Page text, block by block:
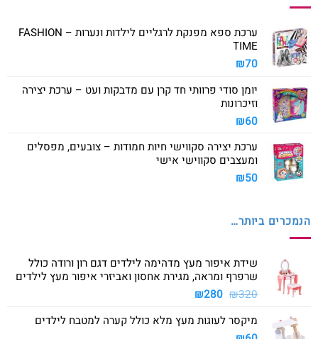
ערכת ספא מפנקת לרגליים לילדות ונערות – FASHION
TIME
₪70
יומן סודי פרוותי חד קרן עם מדבקות ועט – ערכת יצירה
וזיכרונות
₪60
ערכת יצירה סקווישי חיות חמודות – צובעים, מפסלים
ומעצבים סקווישי אישי
₪50
הנמכרים ביותר…
שידת איפור מעץ מדהימה לילדים דגם רון ורודה כולל
שרפרף ומראה, מגירת אחסון ואביזרי איפור מעץ לילדים
₪320
המחיר
היה:
₪280 המחיר
הוא:
מיקסר לעוגות מעץ מלא כולל קערה למטבח לילדים